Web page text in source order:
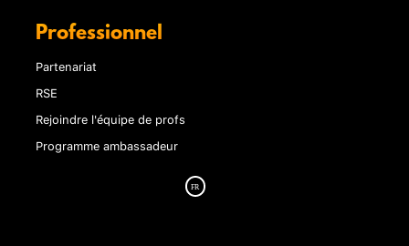
Professionnel
Partenariat
RSE
Rejoindre l'équipe de profs
Programme ambassadeur